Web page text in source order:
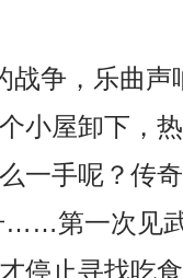
战争，乐曲声
小屋卸下，
一手呢？传
……第一次见
停止寻找吃